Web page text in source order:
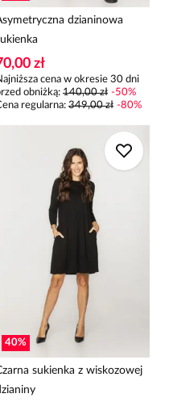
dzianinowa
zł
cena w okresie 30 dni
obniżką: 140,00 zł -50%
regularna: 349,00 zł -80%
40%
sukienka z wiskozowej